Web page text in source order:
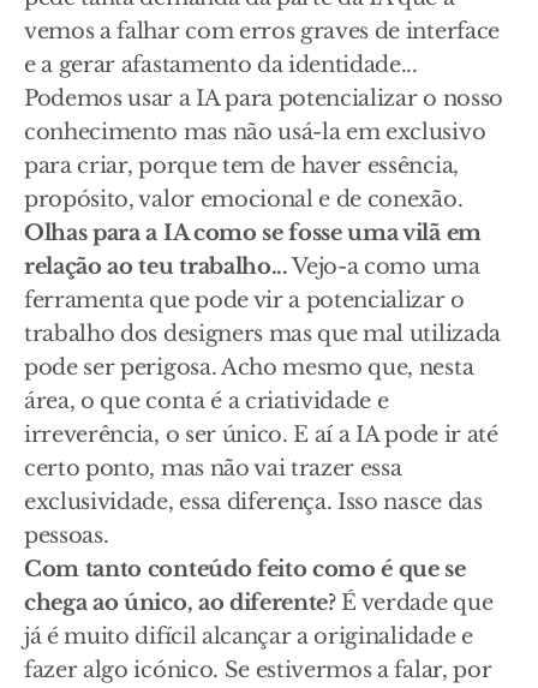
vemos a falhar com erros graves de interface
e a gerar afastamento da identidade...
Podemos usar a IA para potencializar o nosso
conhecimento mas não usá-la em exclusivo
para criar, porque tem de haver essência,
propósito, valor emocional e de conexão.
Olhas para a IA como se fosse uma vilã em
relação ao teu trabalho...Vejo-a como uma
ferramenta que pode vir a potencializar o
trabalho dos designers mas que mal utilizada
pode ser perigosa. Acho mesmo que, nesta
área, o que conta é a criatividade e
irreverência, o ser único. E aí a IA pode ir até
certo ponto, mas não vai trazer essa
exclusividade, essa diferença. Isso nasce das
pessoas.
Com tanto conteúdo feito como é que se
chega ao único, ao diferente?É verdade que
já é muito difícil alcançar a originalidade e
fazer algo icónico. Se estivermos a falar, por